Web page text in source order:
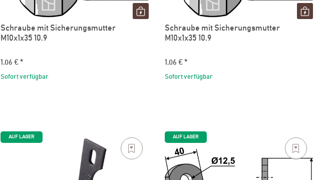
Schraube mit Sicherungsmutter
M10x1x35 10.9
1,06 € *
Sofort verfügbar
Schraube mit Sicherungsmutter
M10x1x35 10.9
1,06 € *
Sofort verfügbar
AUF LAGER AUF LAGER